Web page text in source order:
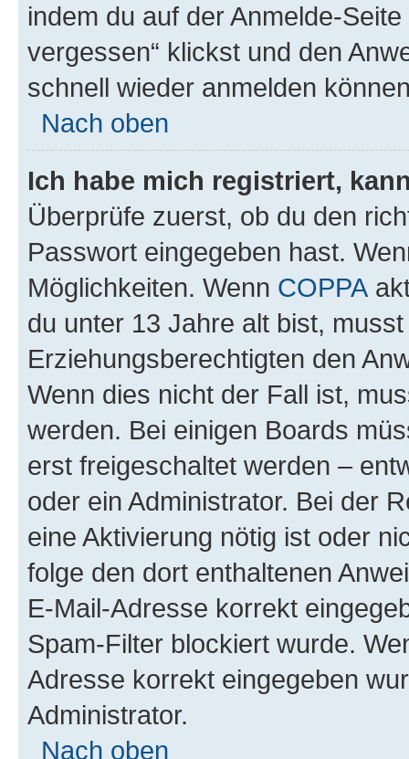
indem du auf der Anmelde-
vergessen“ klickst und den
schnell wieder anmelden
Nach oben
Ich habe mich registriert,
Überprüfe zuerst, ob du den
Passwort eingegeben hast.
Möglichkeiten. Wenn COPPA
du unter 13 Jahre alt bist,
Erziehungsberechtigten den
Wenn dies nicht der Fall ist,
werden. Bei einigen Boards
erst freigeschaltet werden –
oder ein Administrator. Bei der
eine Aktivierung nötig ist oder
folge den dort enthaltenen
E-Mail-Adresse korrekt
Spam-Filter blockiert wurde.
Adresse korrekt eingegeben
Administrator.
Nach oben